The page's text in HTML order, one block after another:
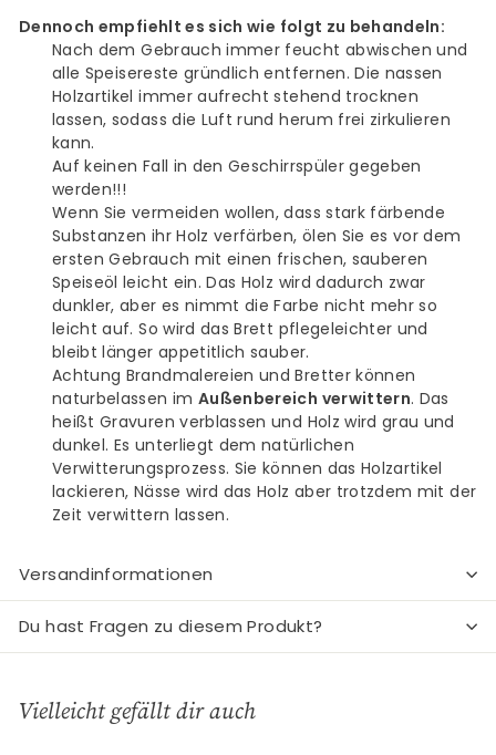
Dennoch empfiehlt es sich wie folgt zu behandeln:
Nach dem Gebrauch immer feucht abwischen und
alle Speisereste gründlich entfernen. Die nassen
Holzartikel immer aufrecht stehend trocknen
lassen, sodass die Luft rund herum frei zirkulieren
kann.
Auf keinen Fall in den Geschirrspüler gegeben
werden!!!
Wenn Sie vermeiden wollen, dass stark färbende
Substanzen ihr Holz verfärben, ölen Sie es vor dem
ersten Gebrauch mit einen frischen, sauberen
Speiseöl leicht ein. Das Holz wird dadurch zwar
dunkler, aber es nimmt die Farbe nicht mehr so
leicht auf. So wird das Brett pflegeleichter und
bleibt länger appetitlich sauber.
Achtung Brandmalereien und Bretter können
naturbelassen im Außenbereich verwittern. Das
heißt Gravuren verblassen und Holz wird grau und
dunkel. Es unterliegt dem natürlichen
Verwitterungsprozess. Sie können das Holzartikel
lackieren, Nässe wird das Holz aber trotzdem mit der
Zeit verwittern lassen.
Versandinformationen
Du hast Fragen zu diesem Produkt?
Vielleicht gefällt dir auch